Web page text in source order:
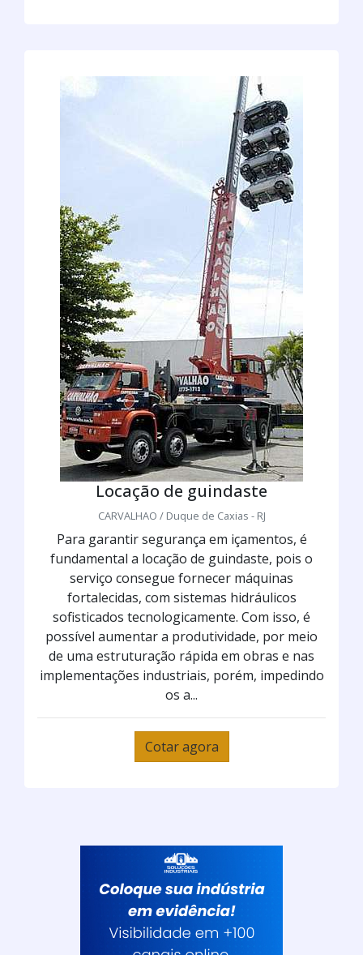
Locação de guindaste
CARVALHAO / Duque de Caxias - RJ
Para garantir segurança em içamentos, é
fundamental a locação de guindaste, pois o
serviço consegue fornecer máquinas
fortalecidas, com sistemas hidráulicos
sofisticados tecnologicamente. Com isso, é
possível aumentar a produtividade, por meio
de uma estruturação rápida em obras e nas
implementações industriais, porém, impedindo
os a...
Cotar agora